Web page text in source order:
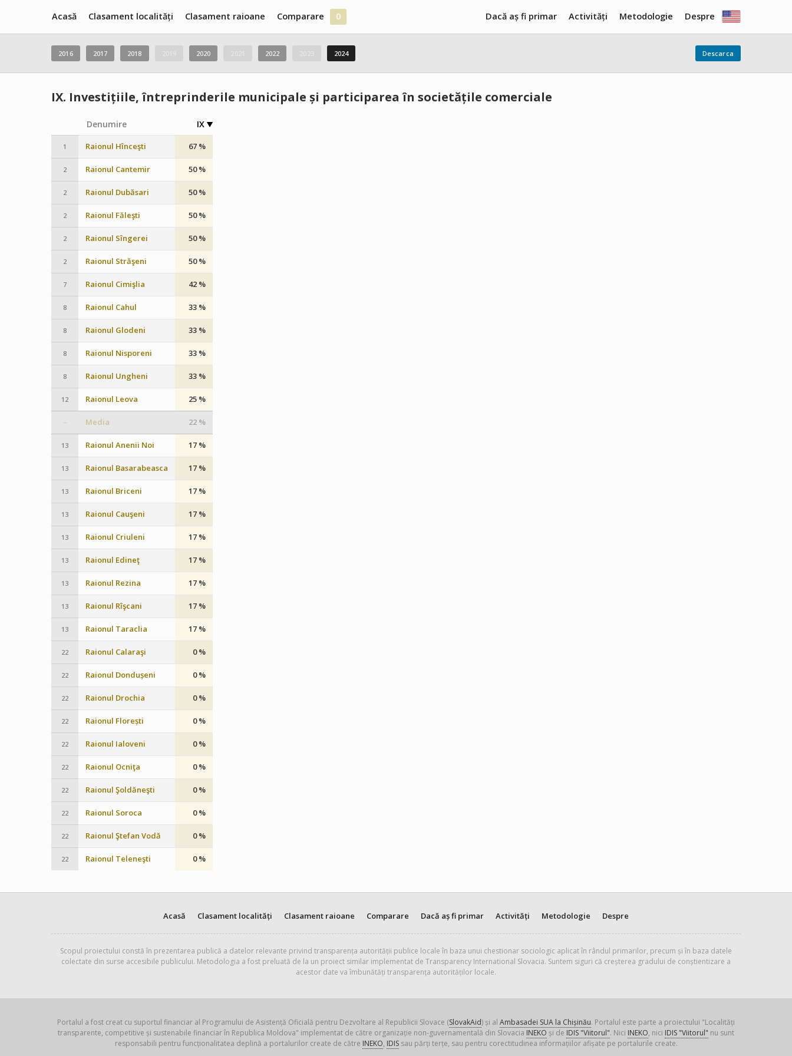
Acasă Despre
Clasament localități Metodologie
Clasament raioane Activități
Comparare 0 Dacă aș fi primar
2016 2017 2018 2020 2022 2024 Descarca
IX. Investițiile, întreprinderile municipale și participarea în societățile comerciale
Denumire IX
1 Raionul Hînceşti 67 %
2 Raionul Cantemir 50 %
2 Raionul Dubăsari 50 %
2 Raionul Făleşti 50 %
2 Raionul Sîngerei 50 %
2 Raionul Străşeni 50 %
7 Raionul Cimişlia 42 %
8 Raionul Cahul 33 %
8 Raionul Glodeni 33 %
8 Raionul Nisporeni 33 %
8 Raionul Ungheni 33 %
12 Raionul Leova 25 %
– Media 22 %
13 Raionul Anenii Noi 17 %
13 Raionul Basarabeasca 17 %
13 Raionul Briceni 17 %
13 Raionul Cauşeni 17 %
13 Raionul Criuleni 17 %
13 Raionul Edineţ 17 %
13 Raionul Rezina 17 %
13 Raionul Rîşcani 17 %
13 Raionul Taraclia 17 %
22 Raionul Calaraşi 0 %
22 Raionul Dondușeni 0 %
22 Raionul Drochia 0 %
22 Raionul Florești 0 %
22 Raionul Ialoveni 0 %
22 Raionul Ocniţa 0 %
22 Raionul Şoldăneşti 0 %
22 Raionul Soroca 0 %
22 Raionul Ştefan Vodă 0 %
22 Raionul Teleneşti 0 %
Acasă Clasament localități Clasament raioane Comparare Dacă aș fi primar Activități Metodologie Despre
Scopul proiectului constă în prezentarea publică a datelor relevante privind transparența autorității publice locale în baza unui chestionar sociologic aplicat în rândul primarilor, precum și în baza datele
colectate din surse accesibile publicului. Metodologia a fost preluată de la un proiect similar implementat de Transparency International Slovacia. Suntem siguri că creșterea gradului de conștientizare a
acestor date va îmbunătăți transparența autorităților locale.
Portalul a fost creat cu suportul financiar al Programului de Asistență Oficială pentru Dezvoltare al Republicii Slovace (SlovakAid) și al Ambasadei SUA la Chișinău. Portalul este parte a proiectului "Localități
transparente, competitive și sustenabile financiar în Republica Moldova" implementat de către organizație non-guvernamentală din Slovacia INEKO și de IDIS "Viitorul". Nici INEKO, nici IDIS "Viitorul" nu sunt
responsabili pentru funcționalitatea deplină a portalurilor create de către INEKO, IDISsau părți terțe, sau pentru corectitudinea informațiilor afișate pe portalurile create.